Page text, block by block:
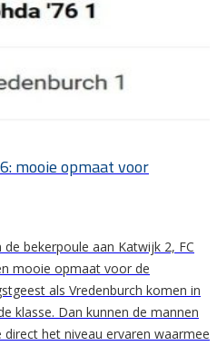
mooie opmaat voor
de bekerpoule aan Katwijk 2, FC
mooie opmaat voor de
als Vredenburch komen in
klasse. Dan kunnen de mannen
het niveau ervaren waarmee